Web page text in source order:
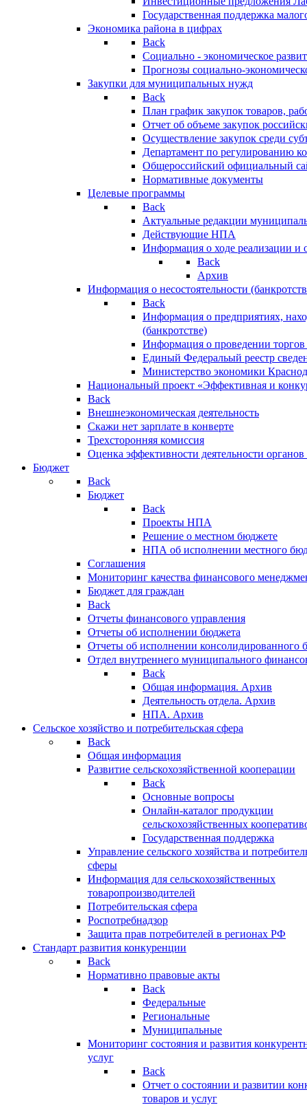
Государственная поддержка
Экономика района в цифрах
Back
Социально - экономическое
Прогнозы социально-
Закупки для муниципальных нужд
Back
План график закупок товаров,
Отчет об объеме закупок
Осуществление закупок среди
Департамент по регулированию
Общероссийский официальный
Нормативные документы
Целевые программы
Back
Актуальные редакции
Действующие НПА
Информация о ходе реализации
Back
Архив
Информация о несостоятельности
Back
Информация о предприятиях,
(банкротстве)
Информация о проведении
Единый Федеральый реестр
Министерство экономики
Национальный проект «Эффективная и
Back
Внешнеэкономическая деятельность
Скажи нет зарплате в конверте
Трехсторонняя комиссия
Оценка эффективности деятельности
Бюджет
Back
Бюджет
Back
Проекты НПА
Решение о местном бюджете
НПА об исполнении местного
Соглашения
Мониторинг качества финансового
Бюджет для граждан
Back
Отчеты финансового управления
Отчеты об исполнении бюджета
Отчеты об исполнении консолидированного
Отдел внутреннего муниципального
Back
Общая информация. Архив
Деятельность отдела. Архив
НПА. Архив
Сельское хозяйство и потребительская сфера
Back
Общая информация
Развитие сельскохозяйственной кооперации
Back
Основные вопросы
Онлайн-каталог продукции
сельскохозяйственных
Государственная поддержка
Управление сельского хозяйства и
сферы
Информация для сельскохозяйственных
товаропроизводителей
Потребительская сфера
Роспотребнадзор
Защита прав потребителей в регионах РФ
Стандарт развития конкуренции
Back
Нормативно правовые акты
Back
Федеральные
Региональные
Муниципальные
Мониторинг состояния и развития
услуг
Back
Отчет о состоянии и развитии
товаров и услуг